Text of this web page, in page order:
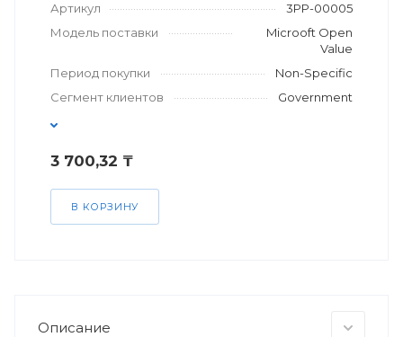
Артикул
3PP-00005
Модель поставки
Microoft Open
Value
Период покупки
Non-Specific
Сегмент клиентов
Government
3 700,32 ₸
В КОРЗИНУ
Описание